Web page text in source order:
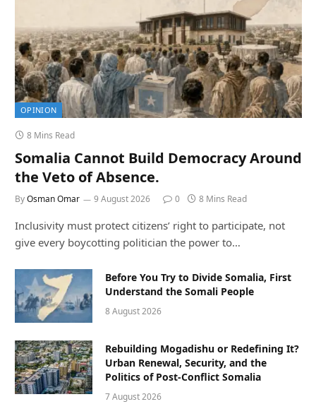
OPINION
8 Mins Read
Somalia Cannot Build Democracy Around
the Veto of Absence.
ByOsman Omar 9 August 2026 0 8 Mins Read
Inclusivity must protect citizens’ right to participate, not
give every boycotting politician the power to…
Before You Try to Divide Somalia, First
Understand the Somali People
8 August 2026
Rebuilding Mogadishu or Redefining It?
Urban Renewal, Security, and the
Politics of Post-Conflict Somalia
7 August 2026